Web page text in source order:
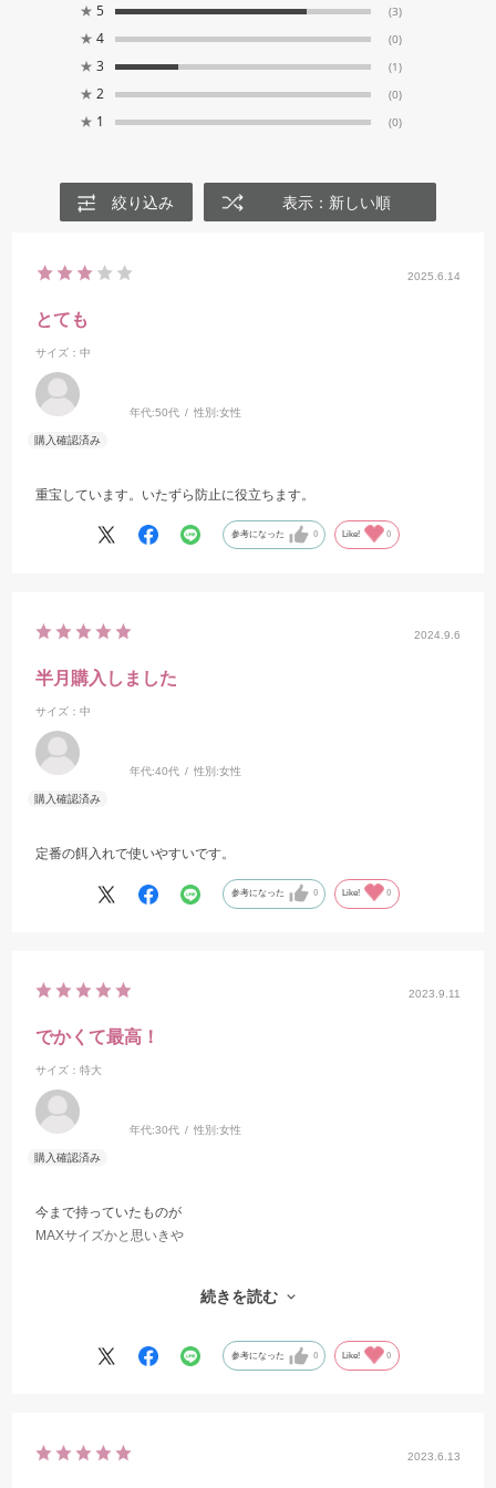
★ 5 (3)
★ 4 (0)
★ 3 (1)
★ 2 (0)
★ 1 (0)
絞り込み 表示：新しい順
2025.6.14
とても
サイズ：中
年代:50代 性別:女性
重宝しています。いたずら防止に役立ちます。
参考になった 0 Like! 0
2024.9.6
半月購入しました
サイズ：中
年代:40代 性別:女性
定番の餌入れで使いやすいです。
参考になった 0 Like! 0
2023.9.11
でかくて最高！
サイズ：特大
年代:30代 性別:女性
今まで持っていたものが
MAXサイズかと思いきや
コガネメキシコはすぐお茶碗をひっくり返すので
続きを読む
参考になった 0 Like! 0
2023.6.13